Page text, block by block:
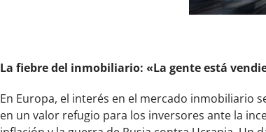
La fiebre del inmobiliario: «La gente está
En Europa, el interés en el mercado inmobiliario
en un valor refugio para los inversores ante la